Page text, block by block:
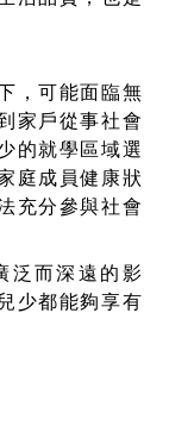
，可能面臨無
家戶從事社會
的就學區域選
庭成員健康狀
充分參與社會
而深遠的影
少都能夠享有